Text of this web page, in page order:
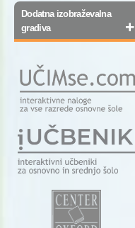
Dodatna izobraževalna
gradiva
+